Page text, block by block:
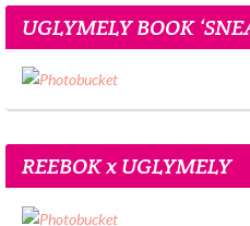
UGLYMELY BOOK
REEBOK x UGLYMELY